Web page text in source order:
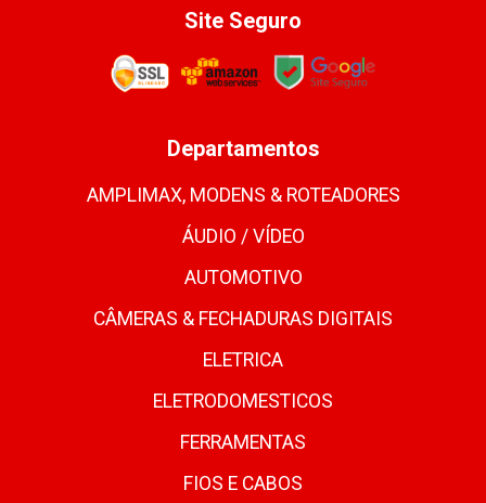
Site Seguro
Departamentos
AMPLIMAX, MODENS & ROTEADORES
ÁUDIO / VÍDEO
AUTOMOTIVO
CÂMERAS & FECHADURAS DIGITAIS
ELETRICA
ELETRODOMESTICOS
FERRAMENTAS
FIOS E CABOS